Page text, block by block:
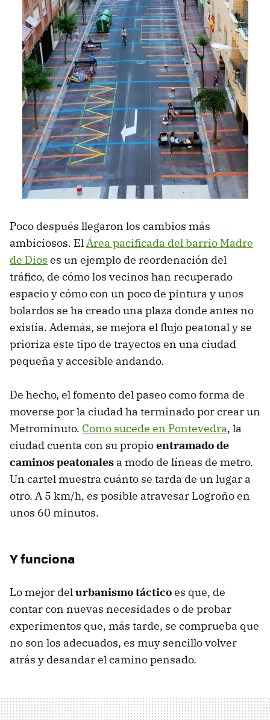
Poco después llegaron los cambios más
ambiciosos. ElÁrea pacificada del barrio Madre
de Dios es un ejemplo de reordenación del
tráfico, de cómo los vecinos han recuperado
espacio y cómo con un poco de pintura y unos
bolardos se ha creado una plaza donde antes no
existía. Además, se mejora el flujo peatonal y se
prioriza este tipo de trayectos en una ciudad
pequeña y accesible andando.
De hecho, el fomento del paseo como forma de
moverse por la ciudad ha terminado por crear un
Metrominuto. Como sucede en Pontevedra, la
ciudad cuenta con su propioentramado de
caminos peatonales a modo de líneas de metro.
Un cartel muestra cuánto se tarda de un lugar a
otro. A 5 km/h, es posible atravesar Logroño en
unos 60 minutos.
Y funciona
Lo mejor delurbanismo tácticoes que, de
contar con nuevas necesidades o de probar
experimentos que, más tarde, se comprueba que
no son los adecuados, es muy sencillo volver
atrás y desandar el camino pensado.